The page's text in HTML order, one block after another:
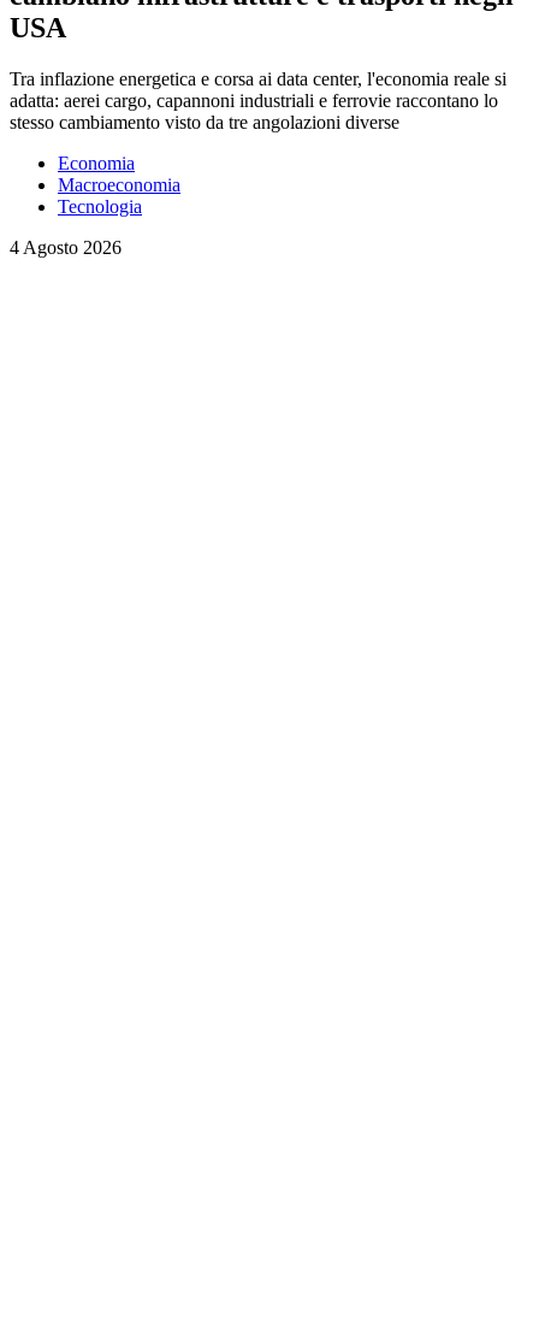
USA
Tra inflazione energetica e corsa ai data center, l'economia reale si
adatta: aerei cargo, capannoni industriali e ferrovie raccontano lo
stesso cambiamento visto da tre angolazioni diverse
Economia
Macroeconomia
Tecnologia
4 Agosto 2026